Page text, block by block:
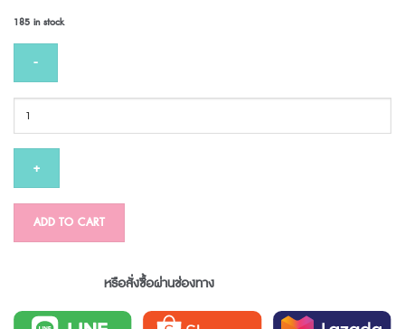
185 in stock
CLEANSING
SOAP
quantityADD TO CART
หรือสั่งซื้อผ่านช่องทาง